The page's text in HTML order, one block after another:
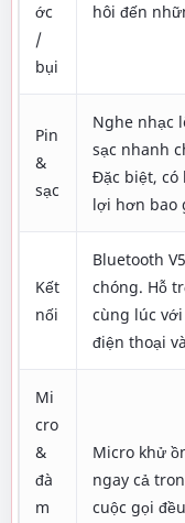
ớc
/
bụi
hôi đến
Pin
&
sạc
Nghe nhạc
sạc nhanh
Đặc biệt, có
lợi hơn bao
Kết
nối
Bluetooth
chóng. Hỗ
cùng lúc
điện thoại
Mi
cro
&
đà
m
Micro khử
ngay cả
cuộc gọi